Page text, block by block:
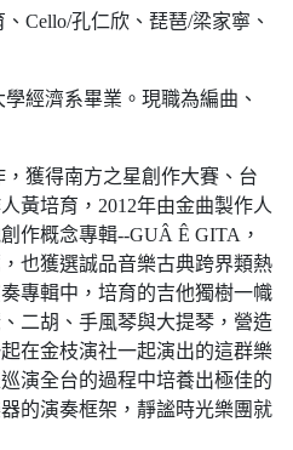
Cello/孔仁欣、琵琶/梁家寧、
經濟系畢業。現職為編曲、
獲得南方之星創作大賽、台
黃培育，2012年由金曲製作人
作概念專輯--GUÂ Ê GITA，
也獲選誠品音樂古典跨界類熱
專輯中，培育的吉他獨樹一幟
二胡、手風琴與大提琴，營造
在金枝演社一起演出的這群樂
演全台的過程中培養出極佳的
的演奏框架，靜謐時光樂團就